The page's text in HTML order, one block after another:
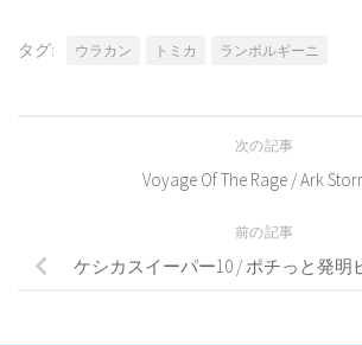
タグ: ウラカン トミカ ランボルギーニ
次の記事
Voyage Of The Rage / Ark
前の記事
ケシカスイーパー10 / ポチっと発明